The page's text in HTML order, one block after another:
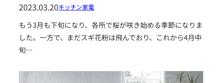
2023.03.20キッチン家電
もう3月も下旬になり、各所で桜が咲き始める季節になりま
した。一方で、まだスギ花粉は飛んでおり、これから4月中
旬…